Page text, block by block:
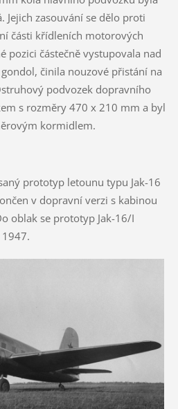
Jejich zasouvání se dělo proti
části křídleních motorových
pozici částečně vystupovala nad
činila nouzové přistání na
podvozek dopravního
s rozměry 470 x 210 mm a byl
kormidlem.
prototyp letounu typu Jak-16
v dopravní verzi s kabinou
oblak se prototyp Jak-16/I